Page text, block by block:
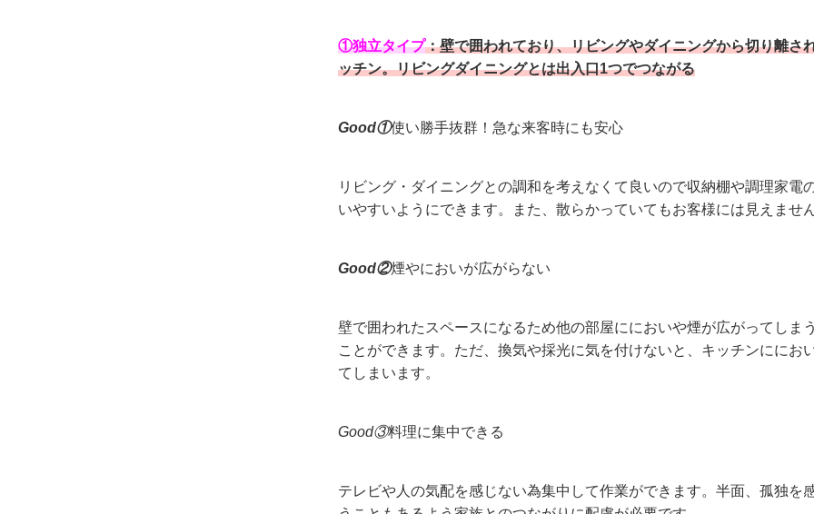
①独立タイプ：壁で囲われており、リビングやダイニングから切り離さ
ッチン。リビングダイニングとは出入口1つでつながる
Good①使い勝手抜群！急な来客時にも安心
リビング・ダイニングとの調和を考えなくて良いので収納棚や調理家電
いやすいようにできます。また、散らかっていてもお客様には見えません
Good②煙やにおいが広がらない
壁で囲われたスペースになるため他の部屋ににおいや煙が広がってしま
ことができます。ただ、換気や採光に気を付けないと、キッチンににお
てしまいます。
Good③料理に集中できる
テレビや人の気配を感じない為集中して作業ができます。半面、孤独を